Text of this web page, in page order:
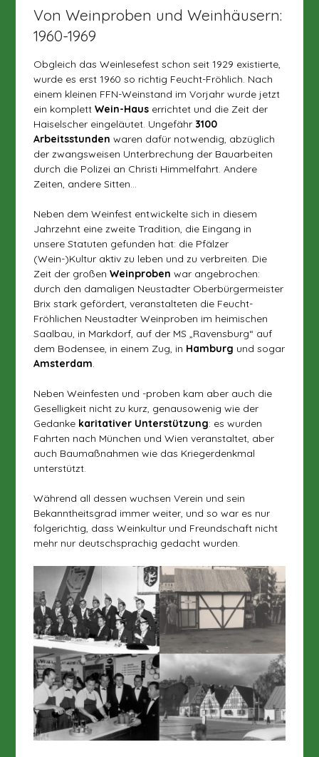
Von Weinproben und Weinhäusern:
1960-1969
Obgleich das Weinlesefest schon seit 1929 existierte,
wurde es erst 1960 so richtig Feucht-Fröhlich. Nach
einem kleinen FFN-Weinstand im Vorjahr wurde jetzt
ein komplettWein-Haus errichtet und die Zeit der
Haiselscher eingeläutet. Ungefähr 3100
Arbeitsstunden waren dafür notwendig, abzüglich
der zwangsweisen Unterbrechung der Bauarbeiten
durch die Polizei an Christi Himmelfahrt. Andere
Zeiten, andere Sitten…
Neben dem Weinfest entwickelte sich in diesem
Jahrzehnt eine zweite Tradition, die Eingang in
unsere Statuten gefunden hat: die Pfälzer
(Wein-)Kultur aktiv zu leben und zu verbreiten. Die
Zeit der großenWeinproben war angebrochen:
durch den damaligen Neustadter Oberbürgermeister
Brix stark gefördert, veranstalteten die Feucht-
Fröhlichen Neustadter Weinproben im heimischen
Saalbau, in Markdorf, auf der MS „Ravensburg“ auf
dem Bodensee, in einem Zug, in Hamburg und sogar
Amsterdam.
Neben Weinfesten und -proben kam aber auch die
Geselligkeit nicht zu kurz, genausowenig wie der
Gedanke karitativer Unterstützung: es wurden
Fahrten nach München und Wien veranstaltet, aber
auch Baumaßnahmen wie das Kriegerdenkmal
unterstützt.
Während all dessen wuchsen Verein und sein
Bekanntheitsgrad immer weiter, und so war es nur
folgerichtig, dass Weinkultur und Freundschaft nicht
mehr nur deutschsprachig gedacht wurden.